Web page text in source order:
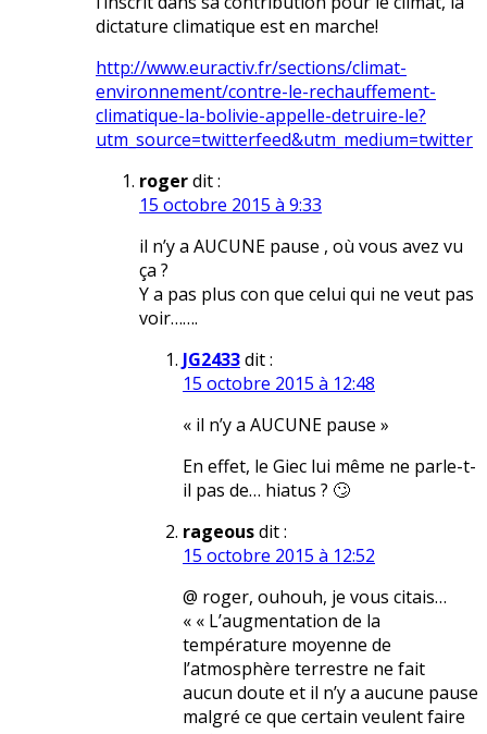
dictature climatique est en marche!
http://www.euractiv.fr/sections/climat-
environnement/contre-le-rechauffement-
climatique-la-bolivie-appelle-detruire-le?
utm_source=twitterfeed&utm_medium=twitter
rogerdit :
15 octobre 2015 à 9:33
il n’y a AUCUNE pause , où vous avez vu
ça ?
Y a pas plus con que celui qui ne veut pas
voir…….
JG2433dit :
15 octobre 2015 à 12:48
« il n’y a AUCUNE pause »
En effet, le Giec lui même ne parle-t-
il pas de… hiatus ? 🙄
rageousdit :
15 octobre 2015 à 12:52
@ roger, ouhouh, je vous citais…
« « L’augmentation de la
température moyenne de
l’atmosphère terrestre ne fait
aucun doute et il n’y a aucune pause
malgré ce que certain veulent faire